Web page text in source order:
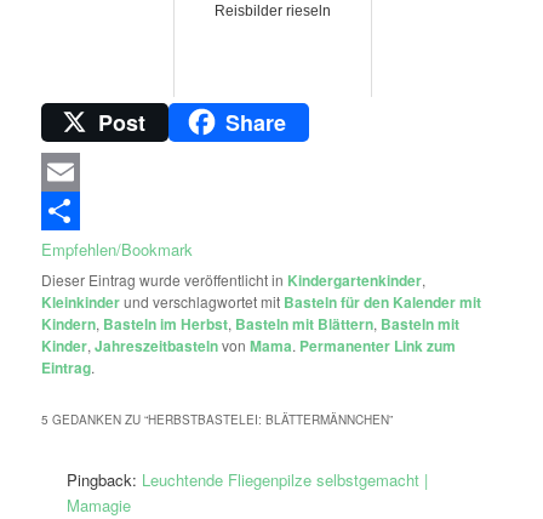
Reisbilder rieseln
Post Share
Email
Empfehlen/Bookmark
Dieser Eintrag wurde veröffentlicht in Kindergartenkinder,
Kleinkinderund verschlagwortet mit Basteln für den Kalender mit
Kindern, Basteln im Herbst, Basteln mit Blättern, Basteln mit
Kinder,JahreszeitbastelnvonMama. Permanenter Link zum
Eintrag.
5 GEDANKEN ZU “HERBSTBASTELEI: BLÄTTERMÄNNCHEN”
Pingback: Leuchtende Fliegenpilze selbstgemacht |
Mamagie